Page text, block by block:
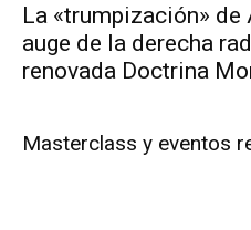
La «trumpización» de
auge de la derecha
renovada Doctrina
Masterclass y eventos